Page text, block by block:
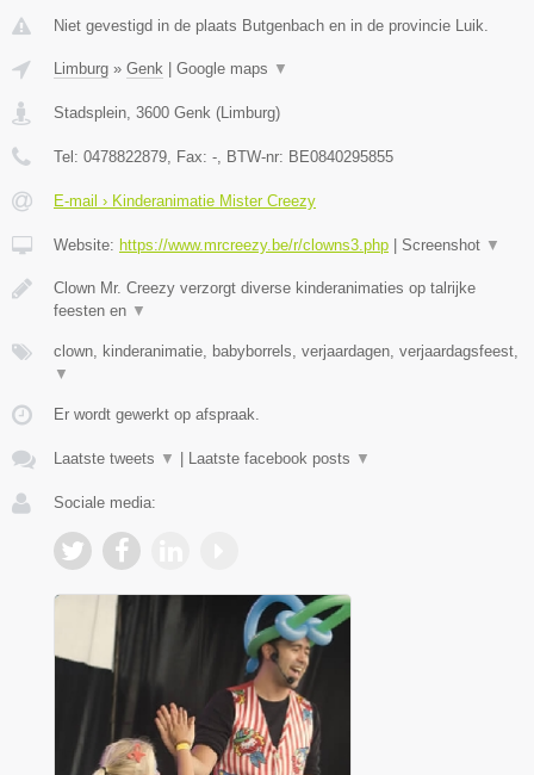
Niet gevestigd in de plaats Butgenbach en in de provincie Luik.
Limburg » Genk Google maps ▼
Stadsplein, 3600 Genk (Limburg)
Tel: 0478822879, Fax: -, BTW-nr: BE0840295855
E-mail › Kinderanimatie Mister Creezy
Website: https://www.mrcreezy.be/r/clowns3.php Screenshot ▼
Clown Mr. Creezy verzorgt diverse kinderanimaties op talrijke
feesten en ▼
clown, kinderanimatie, babyborrels, verjaardagen, verjaardagsfeest,
▼
Er wordt gewerkt op afspraak.
Laatste tweets ▼ Laatste facebook posts ▼
Sociale media: